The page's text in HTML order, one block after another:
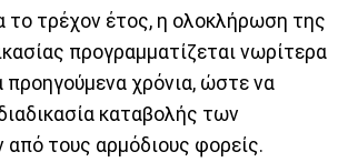
το τρέχον έτος, η ολοκλήρωση της
προγραμματίζεται νωρίτερα
προηγούμενα χρόνια, ώστε να
καταβολής των
τους αρμόδιους φορείς.